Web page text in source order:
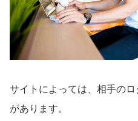
サイトによっては、相手の
があります。